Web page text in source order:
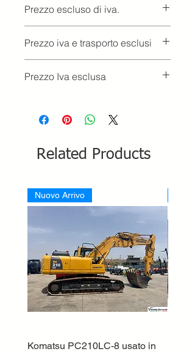
Prezzo escluso di iva.
Prezzo iva e trasporto esclusi
Prezzo Iva esclusa
Related Products
Nuovo Arrivo
Komatsu PC210LC-8 usato in